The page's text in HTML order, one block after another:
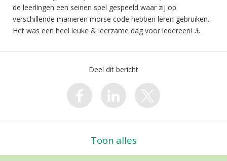
de leerlingen een seinen spel gespeeld waar zij op
verschillende manieren morse code hebben leren gebruiken.
Het was een heel leuke & leerzame dag voor iedereen! ⚓️
Deel dit bericht
Toon alles